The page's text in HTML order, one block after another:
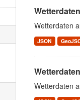
Wetterdaten
JSON
Wetterdaten